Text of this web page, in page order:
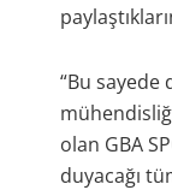
“Bu
olan GBA
duyacağı